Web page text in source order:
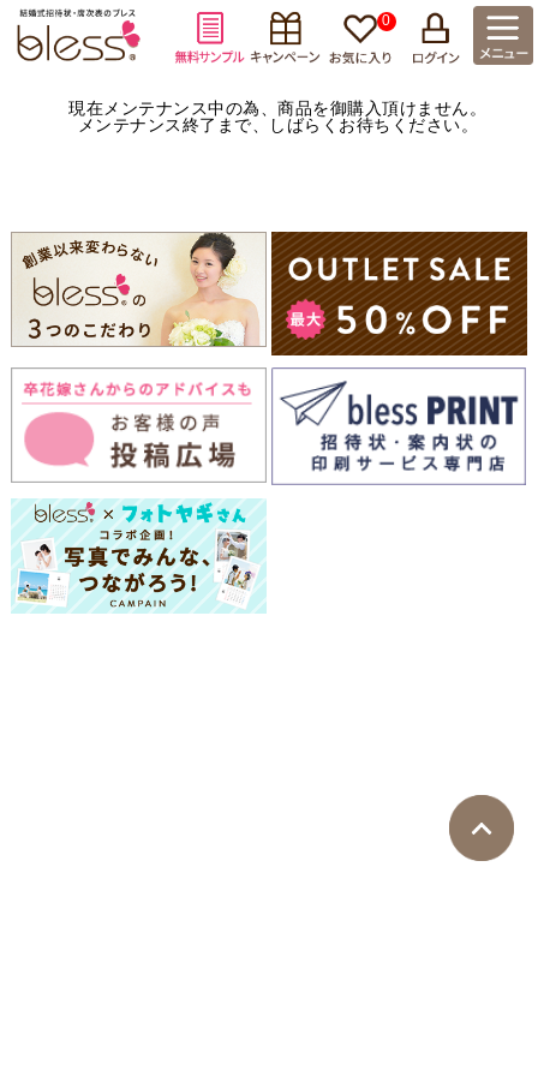
0
現在メンテナンス中の為、商品を御購入頂けません。
メンテナンス終了まで、しばらくお待ちください。